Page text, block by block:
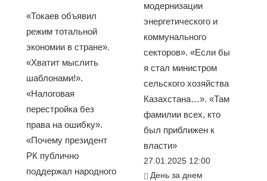
«Токаев объявил
режим тотальной
экономии в стране».
«Хватит мыслить
шаблонами!».
«Налоговая
перестройка без
права на ошибку».
«Почему президент
РК публично
поддержал народного
модернизации
энергетического и
коммунального
секторов». «Если бы
я стал министром
сельского хозяйства
Казахстана…». «Там
фамилии всех, кто
был приближен к
власти»
27.01.2025 12:00
День за днем